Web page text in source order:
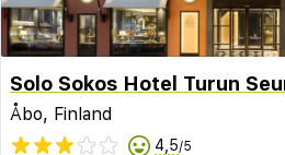
Åbo, Finland
4,5/5